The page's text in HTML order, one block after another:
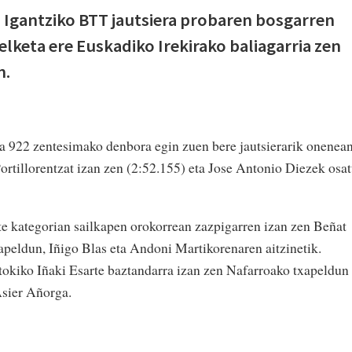
BTT jautsiera probaren bosgarren
ere Euskadiko Irekirako baliagarria zen
zentesimako denbora egin zuen bere jautsierarik
izan zen (2:52.155) eta Jose Antonio Diezek
sailkapen orokorrean zazpigarren izan zen Beñat
Iñigo Blas eta Andoni Martikorenaren aitzinetik.
Iñaki Esarte baztandarra izan zen Nafarroako txapeldun
Añorga.